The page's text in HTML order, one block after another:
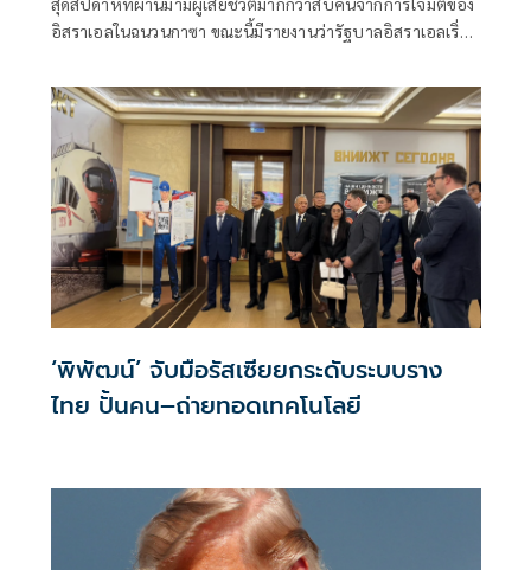
อิสราเอลในฉนวนกาซา ขณะนี้มีรายงานว่ารัฐบาลอิสราเอลเริ่ม
‘พิพัฒน์’ จับมือรัสเซียยกระดับระบบราง
ไทย ปั้นคน–ถ่ายทอดเทคโนโลยี